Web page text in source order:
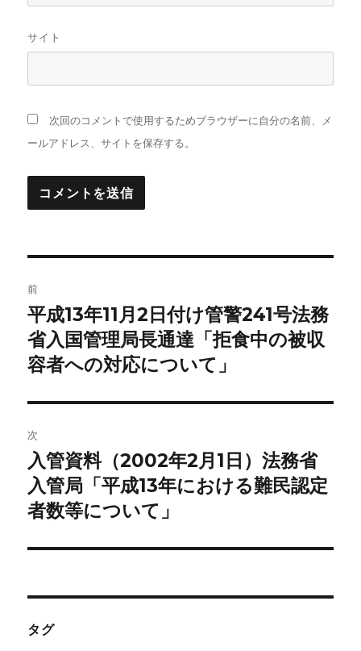
サイト
次回のコメントで使用するためブラウザーに自分の名前、メ
ールアドレス、サイトを保存する。
稿
ナ
ビ
ゲ
ー
シ
ョ
ン
前
前
の
投
平成13年11月2日付け管警241号法務
省入国管理局長通達「拒食中の被収
容者への対応について」
次
次
の
投
入管資料（2002年2月1日）法務省
入管局「平成13年における難民認定
者数等について」
タグ